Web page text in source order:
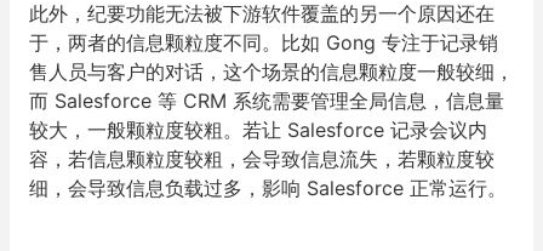
此外，纪要功能无法被下游软件覆盖的另一个原因还在
于，两者的信息颗粒度不同。 比如 Gong 专注于记录销
售人员与客户的对话，这个场景的信息颗粒度一般较细，
而 Salesforce 等 CRM 系统需要管理全局信息，信息量
较大，一般颗粒度较粗。若让 Salesforce 记录会议内
容，若信息颗粒度较粗，会导致信息流失，若颗粒度较
细，会导致信息负载过多，影响 Salesforce 正常运行。